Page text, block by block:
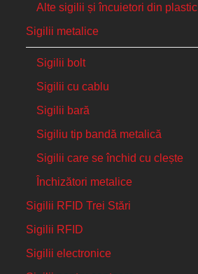
Alte sigilii și încuietori din plastic
Sigilii metalice
Sigilii bolt
Sigilii cu cablu
Sigilii bară
Sigiliu tip bandă metalică
Sigilii care se închid cu clește
Închizători metalice
Sigilii RFID Trei Stări
Sigilii RFID
Sigilii electronice